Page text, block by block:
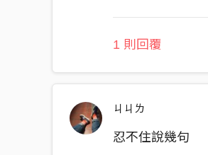
1 則回覆
ㄐㄐㄌ
忍不住說幾句